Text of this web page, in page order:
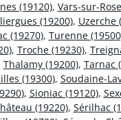
(19120), Vars-sur-
(19200), Uzerche
(19270), Turenne
, Troche (19230),
Thalamy (19200), Tarnac
(19300), Soudaine-
, Sioniac (19120),
(19220), Sérilhac